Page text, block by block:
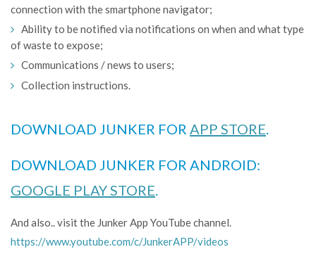
connection with the smartphone navigator;
Ability to be notified via notifications on when and what type
of waste to expose;
Communications / news to users;
Collection instructions.
DOWNLOAD JUNKER FOR APP STORE
DOWNLOAD JUNKER FOR ANDROID:
GOOGLE PLAY STORE
And also.. visit the Junker App YouTube channel.
https://www.youtube.com/c/JunkerAPP/videos